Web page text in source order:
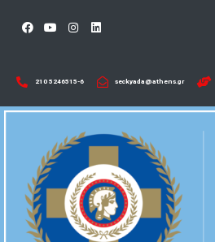
210 5246515-6​ seckyada@athens.gr